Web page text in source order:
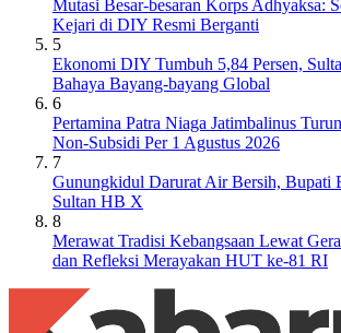
Mutasi Besar-besaran Korps Adhyaksa:
Kejari di DIY Resmi Berganti
5
Ekonomi DIY Tumbuh 5,84 Persen,
Bahaya Bayang-bayang Global
6
Pertamina Patra Niaga Jatimbalinus
Non-Subsidi Per 1 Agustus 2026
7
Gunungkidul Darurat Air Bersih, Bupati
Sultan HB X
8
Merawat Tradisi Kebangsaan Lewat
dan Refleksi Merayakan HUT ke-81 RI